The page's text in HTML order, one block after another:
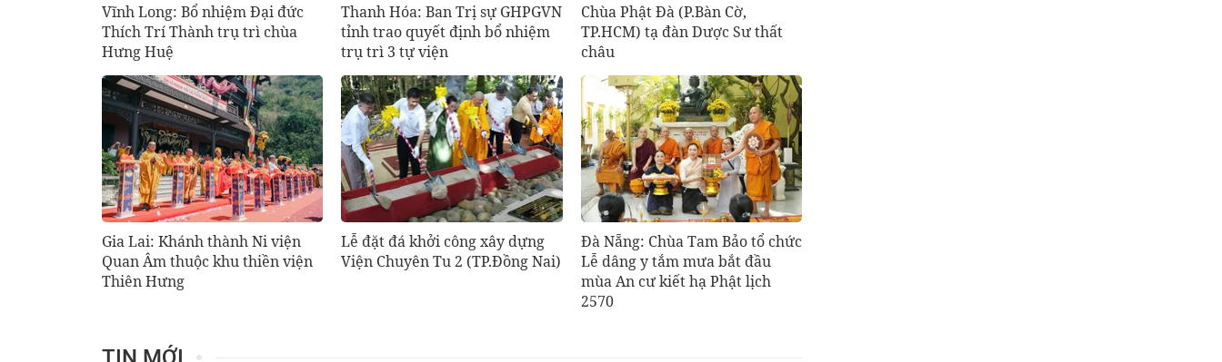
Vĩnh Long: Bổ nhiệm Đại đức
Thích Trí Thành trụ trì chùa
Hưng Huệ
Thanh Hóa: Ban Trị sự GHPGVN
tỉnh trao quyết định bổ nhiệm
trụ trì 3 tự viện
Chùa Phật Đà (P.Bàn Cờ,
TP.HCM) tạ đàn Dược Sư thất
châu
Gia Lai: Khánh thành Ni viện
Quan Âm thuộc khu thiền viện
Thiên Hưng
Lễ đặt đá khởi công xây dựng
Viện Chuyên Tu 2 (TP.Đồng Nai)
Đà Nẵng: Chùa Tam Bảo tổ chức
Lễ dâng y tắm mưa bắt đầu
mùa An cư kiết hạ Phật lịch
2570